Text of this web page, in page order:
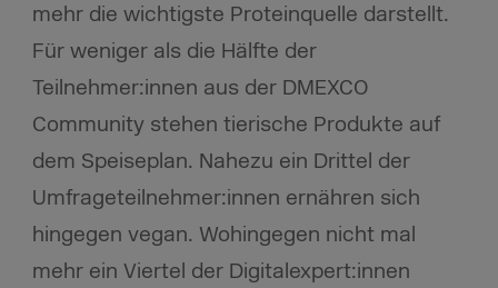
mehr die wichtigste Proteinquelle darstellt.
Für weniger als die Hälfte der
Teilnehmer:innen aus der DMEXCO
Community stehen tierische Produkte auf
dem Speiseplan. Nahezu ein Drittel der
Umfrageteilnehmer:innen ernähren sich
hingegen vegan. Wohingegen nicht mal
mehr ein Viertel der Digitalexpert:innen